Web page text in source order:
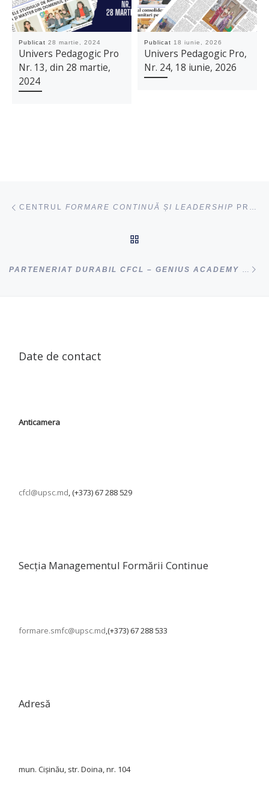
Publicat28 martie, 2024
Univers Pedagogic Pro
Nr. 13, din 28 martie,
2024
Publicat 18 iunie, 2026
Univers Pedagogic Pro,
Nr. 24, 18 iunie, 2026
CENTRULFORMARE CONTINUĂ ȘI LEADERSHIP PREZINTĂ OFERTA PROGRAMELOR DE FORMARE PROFESIONALĂ CONTINUĂ PENTRU ANUL 2023
Date de contact
Anticamera
cfcl@upsc.md, (+373) 67 288 529
Secția Managementul Formării Continue
formare.smfc@upsc.md,(+373) 67 288 533
Adresă
mun. Cișinău, str. Doina, nr. 104